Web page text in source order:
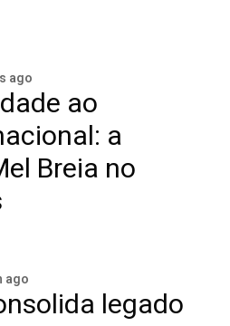
ago
ao
a
Breia no
ago
legado